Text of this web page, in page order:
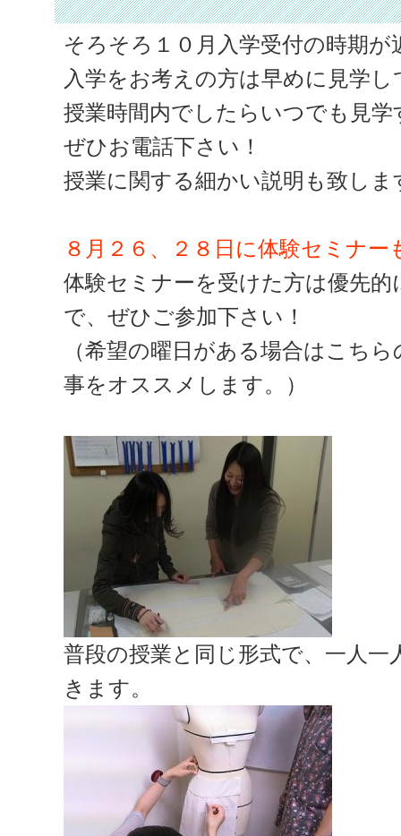
そろそろ１０月入学受付の時期
入学をお考えの方は早めに見学
授業時間内でしたらいつでも見
ぜひお電話下さい！
授業に関する細かい説明も致しま
８月２６、２８日に体験セミナー
体験セミナーを受けた方は優先
で、ぜひご参加下さい！
（希望の曜日がある場合はこち
事をオススメします。）
普段の授業と同じ形式で、一人
きます。